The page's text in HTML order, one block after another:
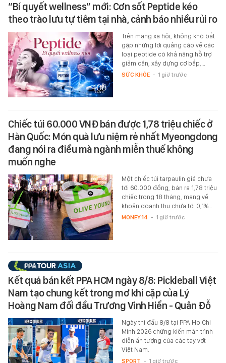
“Bí quyết wellness” mới: Cơn sốt Peptide kéo
theo trào lưu tự tiêm tại nhà, cảnh báo nhiều rủi ro
Trên mạng xã hội, không khó bắt
gặp những lời quảng cáo về các
loại peptide có khả năng hỗ trợ
giảm cân, xây dựng cơ bắp,…
SỨC KHỎE - 1 giờ trước
Chiếc túi 60.000 VNĐ bán được 1,78 triệu chiếc ở
Hàn Quốc: Món quà lưu niệm rẻ nhất Myeongdong
đang nói ra điều mà ngành miễn thuế không
muốn nghe
Một chiếc túi tarpaulin giá chưa
tới 60.000 đồng, bán ra 1,78 triệu
chiếc trong 18 tháng, mang về
khoản doanh thu chưa tới 0,1%…
MONEY.14 - 1 giờ trước
Kết quả bán kết PPA HCM ngày 8/8: Pickleball Việt
Nam tạo chung kết trong mơ khi cặp của Lý
Hoàng Nam đối đầu Trương Vinh Hiển - Quân Đỗ
Ngày thi đấu 8/8 tại PPA Ho Chi
Minh 2026 chứng kiến màn trình
diễn ấn tượng của các tay vợt
Việt Nam.
SPORT - 1 giờ trước